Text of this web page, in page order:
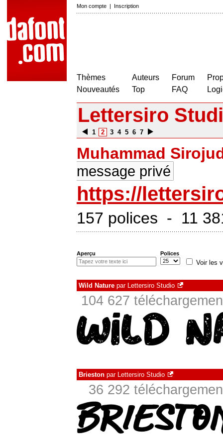
Mon compte | Inscription
Thèmes
Nouveautés
Auteurs
Top
Forum
FAQ
Lettersiro
1 2 3 4 5 6 7
Muhammad
message privé
https://
157 polices - 11
Aperçu Polices
Voir les
Wild Nature par Lettersiro Studio
104 627
Brieston par Lettersiro Studio
36 292